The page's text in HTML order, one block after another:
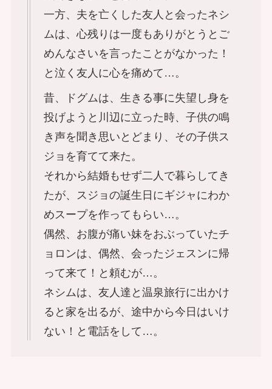
一方、夫を亡くした友人と会ったネシ
ムは、心残りは一度もありがとうとご
めんなさいを言ったことがなかった！
と泣く友人に心を痛めて…。
昔、ドグムは、生きる事に失望し身を
投げようと川辺に立った時、子供の鳴
き声を聞き思いとどまり、その子供ス
ジョを育てて来た。
それから結婚もせず二人で暮らしてき
たが、スジョの誕生日にギジャにわか
めスープを作ってもらい…。
偶然、お腹が痛い妹をおぶっていたチ
ョロンは、偶然、会ったジェスンに帰
って来て！と頼むが…。
ネシムは、友人達と温泉旅行に出かけ
ると家を出るが、途中から今日はいけ
ない！と電話をして…。